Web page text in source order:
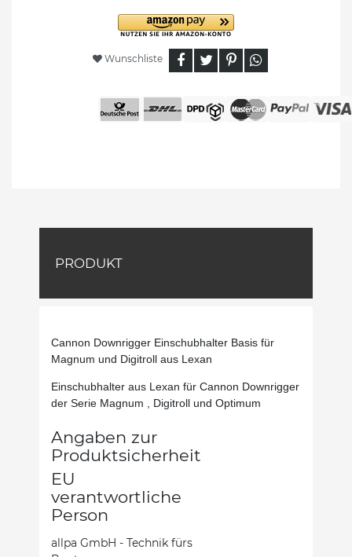
Wunschliste
PRODUKT
Cannon Downrigger Einschubhalter Basis für
Magnum und Digitroll aus Lexan
Einschubhalter aus Lexan für Cannon Downrigger
der Serie Magnum , Digitroll und Optimum
Angaben zur
Produktsicherheit
EU
verantwortliche
Person
allpa GmbH - Technik fürs